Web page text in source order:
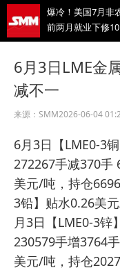
爆冷！美国7月非
前两月就业下修
概念股普涨，现
北京楼市新政：非
购房 适度提高公
掌上有色
为有色行业打造
6月3日LME金
减不一
来源： SMM2026-06-04
6月3日【LME0-3
272267手减370手
美元/吨，持仓
3铅】贴水0.26美
月3日【LME0-3锌
230579手增3764
美元/吨，持仓